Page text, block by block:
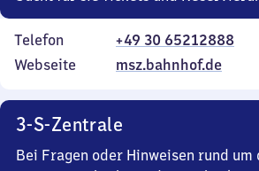
Telefon
+49 30 65212888
Webseite
msz.bahnhof.de
3-S-Zentrale
Bei Fragen oder Hinweisen rund um